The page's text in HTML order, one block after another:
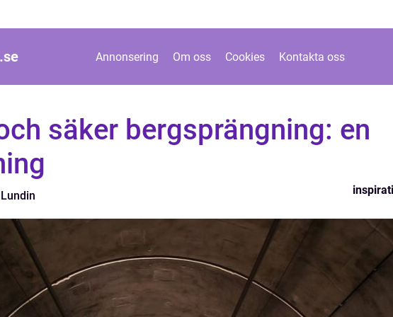
se Annonsering Om oss Cookies Kontakta oss
säker bergsprängning: en